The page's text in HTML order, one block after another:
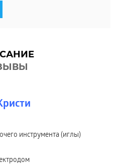
инструмента (иглы)